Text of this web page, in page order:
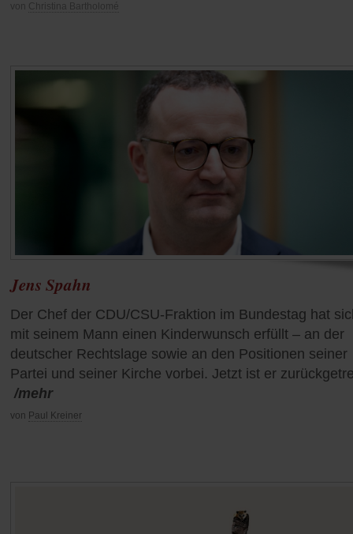
von Christina Bartholomé
Jens Spahn
Der Chef der CDU/CSU-Fraktion im Bundestag hat
mit seinem Mann einen Kinderwunsch erfüllt – an der
deutscher Rechtslage sowie an den Positionen seiner
Partei und seiner Kirche vorbei. Jetzt ist er
/mehr
von Paul Kreiner